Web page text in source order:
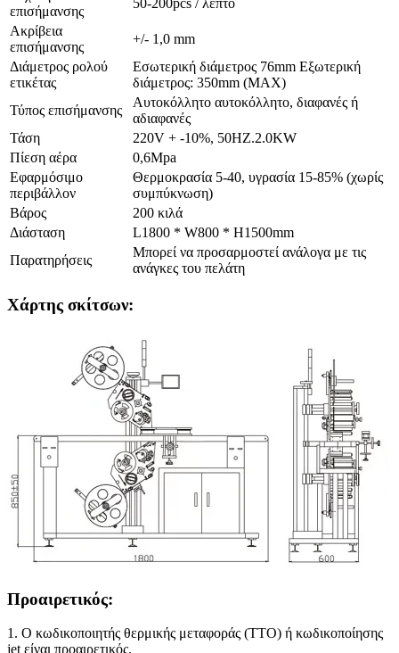
επισήμανσης
Ακρίβεια
επισήμανσης
+/- 1,0 mm
Διάμετρος ρολού
ετικέτας
Εσωτερική διάμετρος 76mm Εξωτερική
διάμετρος: 350mm (MAX)
Τύπος επισήμανσης
Αυτοκόλλητο αυτοκόλλητο, διαφανές ή
αδιαφανές
Τάση
220V + -10%, 50HZ.2.0KW
Πίεση αέρα
0,6Mpa
Εφαρμόσιμο
περιβάλλον
Θερμοκρασία 5-40, υγρασία 15-85% (χωρίς
συμπύκνωση)
Βάρος
200 κιλά
Διάσταση
L1800 * W800 * H1500mm
Παρατηρήσεις
Μπορεί να προσαρμοστεί ανάλογα με τις
ανάγκες του πελάτη
Χάρτης σκίτσων:
Προαιρετικός:
1. Ο κωδικοποιητής θερμικής μεταφοράς (TTO) ή κωδικοποίησης
jet είναι προαιρετικός.